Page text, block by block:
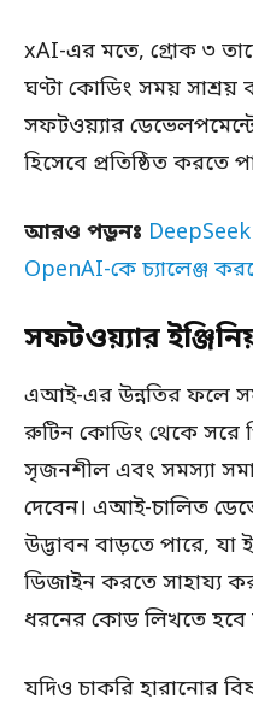
xAI-এর মতে, গ্রোক ৩
ঘণ্টা কোডিং সময় সাশ্রয়
সফটওয়্যার
হিসেবে প্রতিষ্ঠিত করতে
আরও পড়ুনঃ DeepSeek
OpenAI-কে চ্যালেঞ্জ
সফটওয়্যার
এআই-এর উন্নতির ফলে
রুটিন কোডিং থেকে
সৃজনশীল এবং সমস্যা
দেবেন। এআই-চালিত
উদ্ভাবন বাড়তে পারে, যা
ডিজাইন করতে সাহায্য
ধরনের কোড লিখতে হবে
যদিও চাকরি হারানোর